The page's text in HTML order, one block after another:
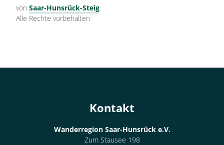
von Saar-Hunsrück-Steig
Alle Rechte vorbehalten
Kontakt
Wanderregion Saar-Hunsrück e.V.
Zum Stausee 198